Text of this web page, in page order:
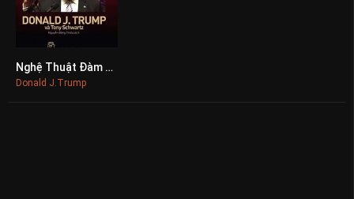
0
Nghệ Thuật Đàm Phán
Donald J.Trump